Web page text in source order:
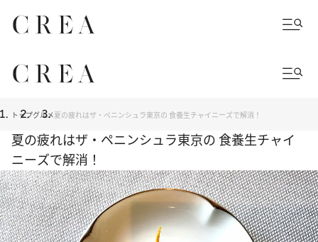
トップグルメ夏の疲れはザ・ペニンシュラ東京の 食養生チャイニーズで解消！
夏の疲れはザ・ペニンシュラ東京の 食養生チャイ
ニーズで解消！